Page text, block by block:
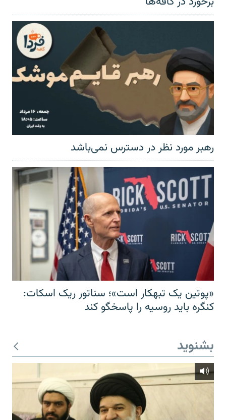
رهبر مورد نظر در دسترس نمی‌باشد
«پوتین یک تبهکار است»؛ سناتور ریک اسکات:
کنگره باید روسیه را پاسخگو کند
بشنوید